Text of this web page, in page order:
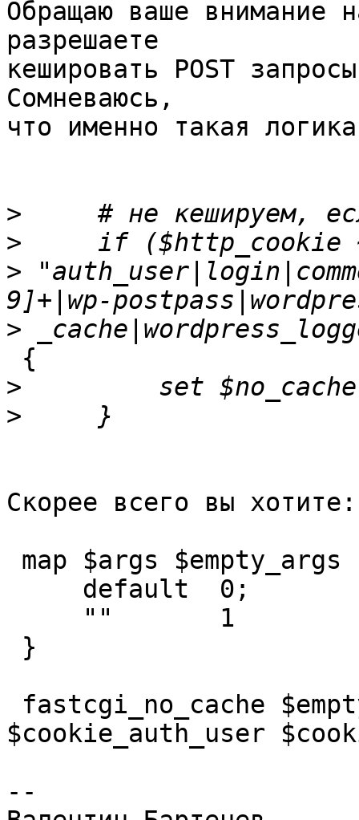
Обращаю ваше внимание
разрешаете
кешировать POST
Сомневаюсь,
что именно такая
>
>
>
>
>
>
Скорее всего вы хотите:
$cookie_auth_user
--